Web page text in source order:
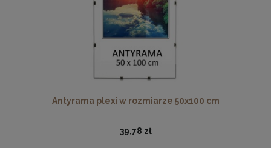
Antyrama plexi w rozmiarze 50x100 cm
39,78 zł